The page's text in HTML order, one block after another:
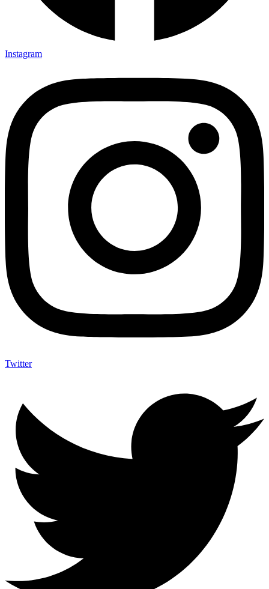
Instagram
Twitter